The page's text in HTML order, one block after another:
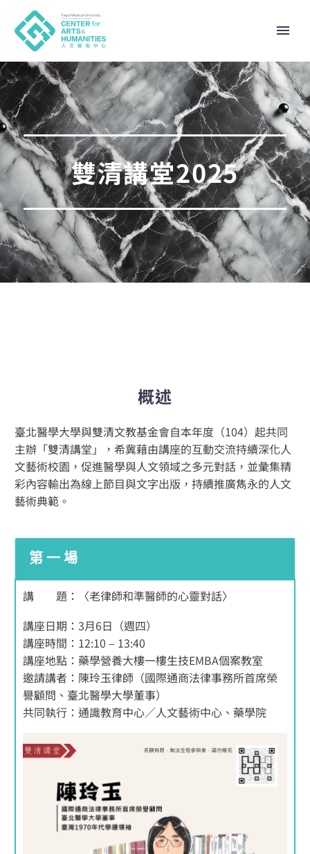
雙清講堂2025
概述
臺北醫學大學與雙清文教基金會自本年度（104）起共同
主辦「雙清講堂」，希冀藉由講座的互動交流持續深化人
文藝術校園，促進醫學與人文領域之多元對話，並彙集精
彩內容輸出為線上節目與文字出版，持續推廣雋永的人文
藝術典範。
第一場
講 題：〈老律師和準醫師的心靈對話〉
講座日期：3月6日（週四）
講座時間：12:10 – 13:40
講座地點：藥學營養大樓一樓生技EMBA個案教室
邀請講者：陳玲玉律師（國際通商法律事務所首席榮
譽顧問、臺北醫學大學董事）
共同執行：通識教育中心／人文藝術中心、藥學院